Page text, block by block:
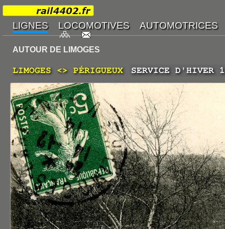
AUTOUR DE LIMOGES
LIMOGES <> PÉRIGUEUX SERVICE D'HIVER